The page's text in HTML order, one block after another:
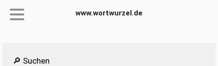
www.wortwurzel.de
🔎 Suchen